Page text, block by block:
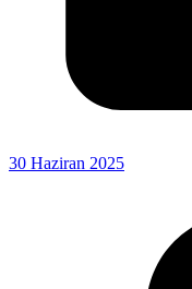
30 Haziran 2025